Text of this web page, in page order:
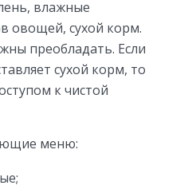
влажные
овощей, сухой корм.
преобладать. Если
сухой корм, то
к чистой
меню: